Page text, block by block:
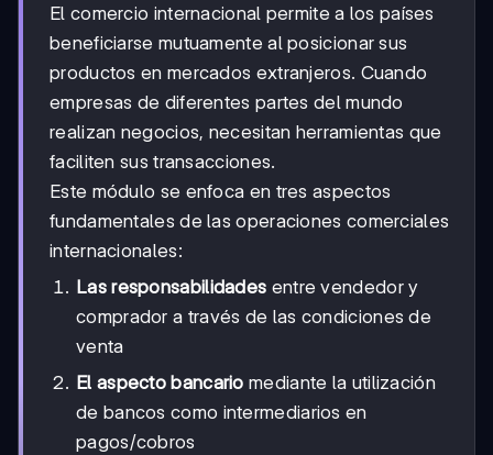
El comercio internacional permite a los países
beneficiarse mutuamente al posicionar sus
productos en mercados extranjeros. Cuando
empresas de diferentes partes del mundo
realizan negocios, necesitan herramientas que
faciliten sus transacciones.
Este módulo se enfoca en tres aspectos
fundamentales de las operaciones comerciales
internacionales:
Las responsabilidades entre vendedor y
comprador a través de las condiciones de
venta
El aspecto bancario mediante la utilización
de bancos como intermediarios en
pagos/cobros